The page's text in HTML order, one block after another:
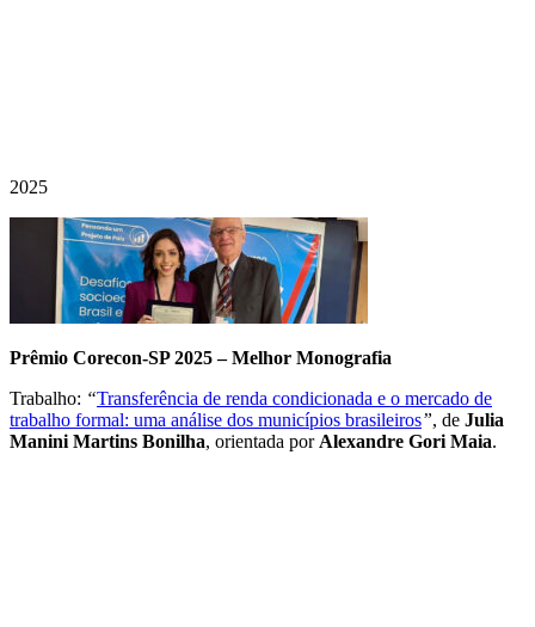
2025
Prêmio Corecon-SP 2025 – Melhor Monografia
Trabalho: “Transferência de renda condicionada e o mercado de
trabalho formal: uma análise dos municípios brasileiros”, de Julia
Manini Martins Bonilha, orientada por Alexandre Gori Maia.